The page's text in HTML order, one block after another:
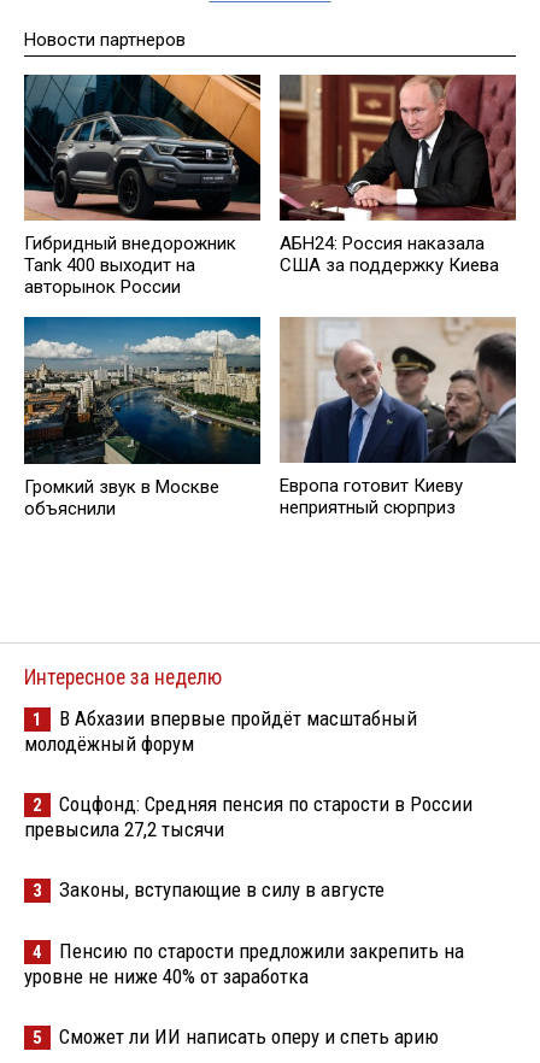
Новости партнеров
Гибридный внедорожник
Tank 400 выходит на
авторынок России
АБН24: Россия наказала
США за поддержку Киева
Громкий звук в Москве
объяснили
Европа готовит Киеву
неприятный сюрприз
Интересное за неделю
1
В Абхазии впервые пройдёт масштабный
молодёжный форум
2
Соцфонд: Средняя пенсия по старости в России
превысила 27,2 тысячи
3 Законы, вступающие в силу в августе
4
Пенсию по старости предложили закрепить на
уровне не ниже 40% от заработка
5 Сможет ли ИИ написать оперу и спеть арию